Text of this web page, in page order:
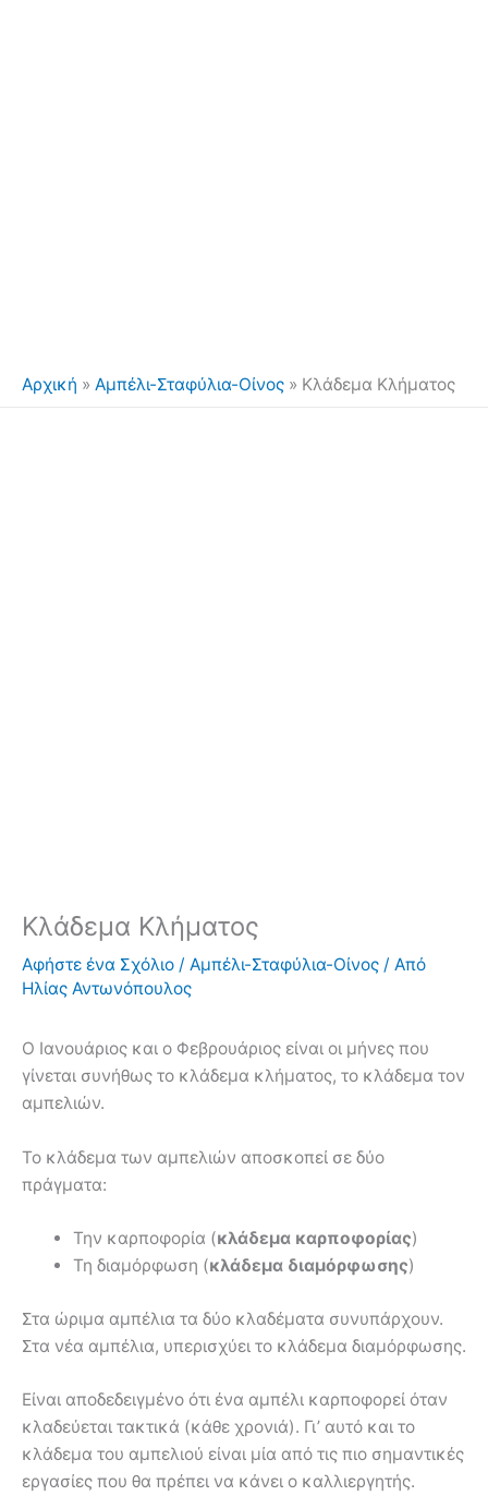
Αρχική » Αμπέλι-Σταφύλια-Οίνος » Κλάδεμα Κλήματος
Κλάδεμα Κλήματος
Αφήστε ένα Σχόλιο / Αμπέλι-Σταφύλια-Οίνος / Από
Ηλίας Αντωνόπουλος
Ο Ιανουάριος και ο Φεβρουάριος είναι οι μήνες που
γίνεται συνήθως το κλάδεμα κλήματος, το κλάδεμα τον
αμπελιών.
Το κλάδεμα των αμπελιών αποσκοπεί σε δύο
πράγματα:
Την καρποφορία (κλάδεμα καρποφορίας)
Τη διαμόρφωση (κλάδεμα διαμόρφωσης)
Στα ώριμα αμπέλια τα δύο κλαδέματα συνυπάρχουν.
Στα νέα αμπέλια, υπερισχύει το κλάδεμα διαμόρφωσης.
Είναι αποδεδειγμένο ότι ένα αμπέλι καρποφορεί όταν
κλαδεύεται τακτικά (κάθε χρονιά). Γι’ αυτό και το
κλάδεμα του αμπελιού είναι μία από τις πιο σημαντικές
εργασίες που θα πρέπει να κάνει ο καλλιεργητής.